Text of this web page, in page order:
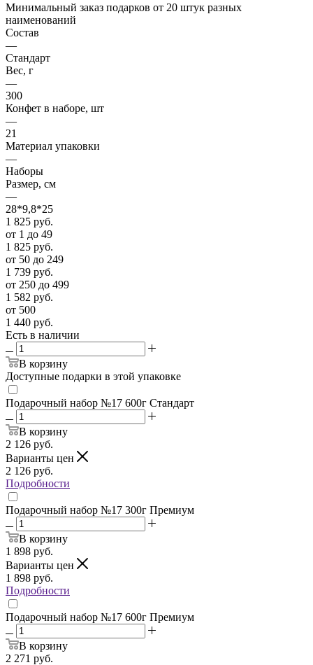
Минимальный заказ подарков от 20 штук разных
наименований
Состав
—
Стандарт
Вес, г
—
300
Конфет в наборе, шт
—
21
Материал упаковки
—
Наборы
Размер, см
—
28*9,8*25
1 825 руб.
от 1 до 49
1 825 руб.
от 50 до 249
1 739 руб.
от 250 до 499
1 582 руб.
от 500
1 440 руб.
Есть в наличии
В корзину
Доступные подарки в этой упаковке
Подарочный набор №17 600г Стандарт
В корзину
2 126 руб.
Варианты цен
2 126 руб.
Подробности
Подарочный набор №17 300г Премиум
В корзину
1 898 руб.
Варианты цен
1 898 руб.
Подробности
Подарочный набор №17 600г Премиум
В корзину
2 271 руб.